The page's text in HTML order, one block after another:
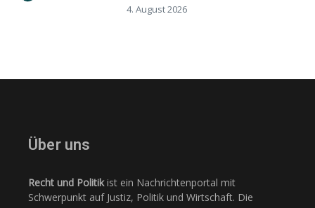
4. August 2026
Über uns
Recht und Politikist ein Nachrichtenportal mit
Schwerpunkt auf Justiz, Politik und Wirtschaft. Die